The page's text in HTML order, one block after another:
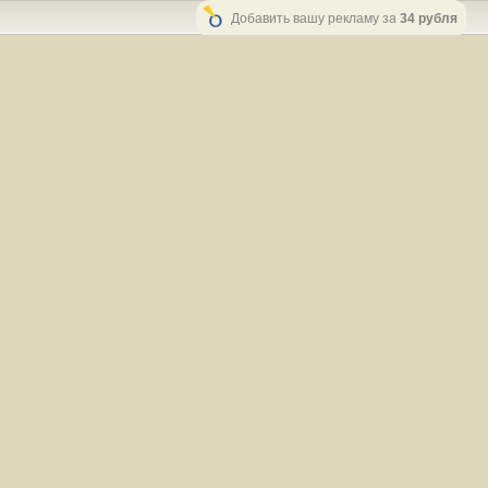
Добавить вашу рекламу за 34 рубля